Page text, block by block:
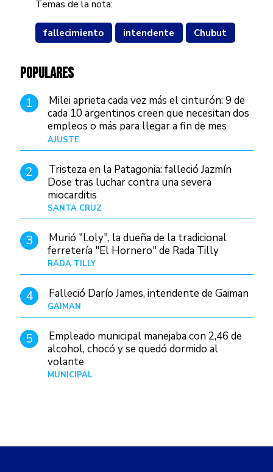
Temas de la nota:
fallecimiento intendente Chubut
POPULARES
1
Milei aprieta cada vez más el cinturón: 9 de
cada 10 argentinos creen que necesitan dos
empleos o más para llegar a fin de mes
AJUSTE
2
Tristeza en la Patagonia: falleció Jazmín
Dose tras luchar contra una severa
miocarditis
SANTA CRUZ
3
Murió "Loly", la dueña de la tradicional
ferretería "El Hornero" de Rada Tilly
RADA TILLY
4 Falleció Darío James, intendente de Gaiman
GAIMAN
5
Empleado municipal manejaba con 2,46 de
alcohol, chocó y se quedó dormido al
volante
MUNICIPAL